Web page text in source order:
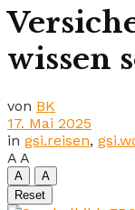
wissen
von BK
17. Mai 2025
in gsi.reisen,
A A
A
A
Reset